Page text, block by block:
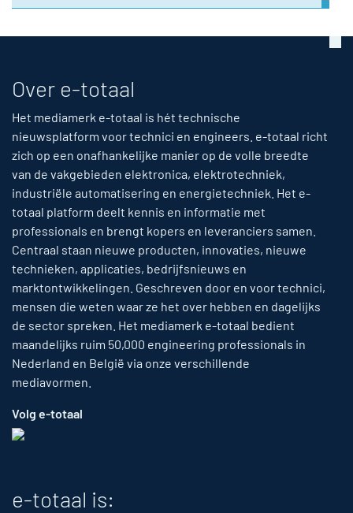
Over e-totaal
Het mediamerk e-totaal is hét technische
nieuwsplatform voor technici en engineers. e-totaal richt
zich op een onafhankelijke manier op de volle breedte
van de vakgebieden elektronica, elektrotechniek,
industriële automatisering en energietechniek. Het e-
totaal platform deelt kennis en informatie met
professionals en brengt kopers en leveranciers samen.
Centraal staan nieuwe producten, innovaties, nieuwe
technieken, applicaties, bedrijfsnieuws en
marktontwikkelingen. Geschreven door en voor technici,
mensen die weten waar ze het over hebben en dagelijks
de sector spreken. Het mediamerk e-totaal bedient
maandelijks ruim 50,000 engineering professionals in
Nederland en België via onze verschillende
mediavormen.
Volg e-totaal
e-totaal is: